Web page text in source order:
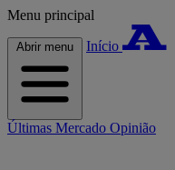
Menu principal
Abrir menu Início
Últimas Mercado Opinião